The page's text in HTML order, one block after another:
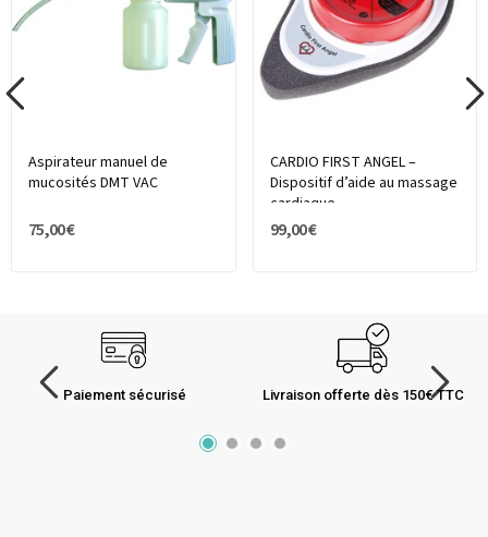
Aspirateur manuel de
mucosités DMT VAC
75,00 €
CARDIO FIRST ANGEL –
Dispositif d’aide au massage
cardiaque
99,00 €
Paiement sécurisé Livraison offerte dès 150€ TTC